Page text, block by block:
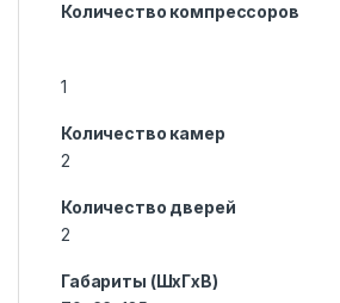
Количество компрессоров
1
Количество камер
2
Количество дверей
2
Габариты (ШxГxВ)